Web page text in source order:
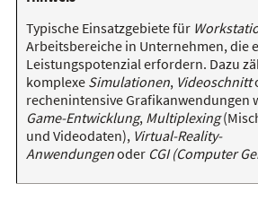
Typische Einsatzgebiete für
Arbeitsbereiche in Unternehmen, die
Leistungspotenzial erfordern. Dazu
komplexe Simulationen, Videoschnitt
rechenintensive Grafikanwendungen
Game-Entwicklung, Multiplexing
und Videodaten), Virtual-Reality-
Anwendungenoder CGI (Computer